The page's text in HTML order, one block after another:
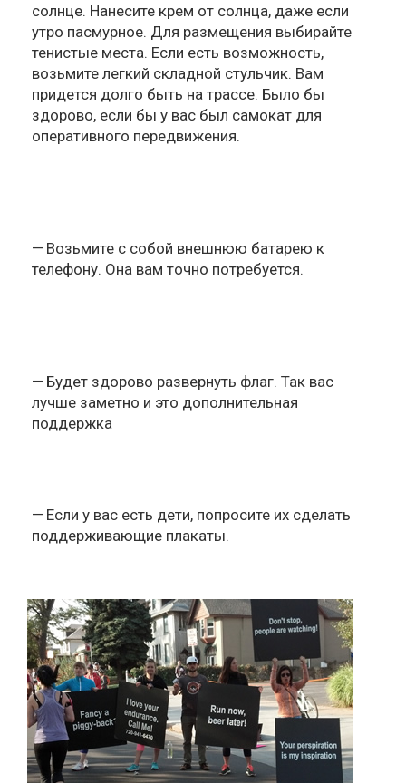
солнце. Нанесите крем от солнца, даже если
утро пасмурное. Для размещения выбирайте
тенистые места. Если есть возможность,
возьмите легкий складной стульчик. Вам
придется долго быть на трассе. Было бы
здорово, если бы у вас был самокат для
оперативного передвижения.
Возьмите с собой внешнюю батарею к
телефону. Она вам точно потребуется.
Будет здорово развернуть флаг. Так вас
лучше заметно и это дополнительная
поддержка
Если у вас есть дети, попросите их сделать
поддерживающие плакаты.